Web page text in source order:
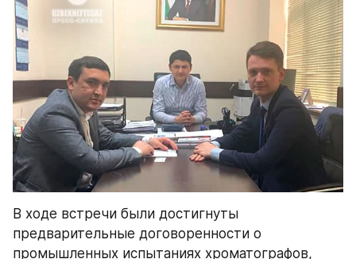
В ходе встречи были достигнуты
предварительные договоренности о
промышленных испытаниях хроматографов,